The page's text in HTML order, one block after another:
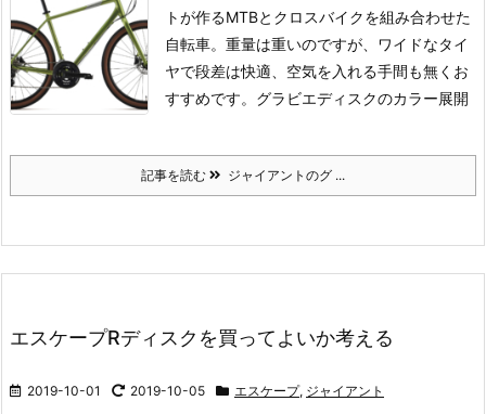
トが作るMTBとクロスバイクを組み合わせた
自転車。重量は重いのですが、ワイドなタイ
ヤで段差は快適、空気を入れる手間も無くお
すすめです。 グラビエディスクのカラー展開
記事を読む ジャイアントのグ ...
エスケープRディスクを買ってよいか考える
2019-10-01 2019-10-05 エスケープ, ジャイアント